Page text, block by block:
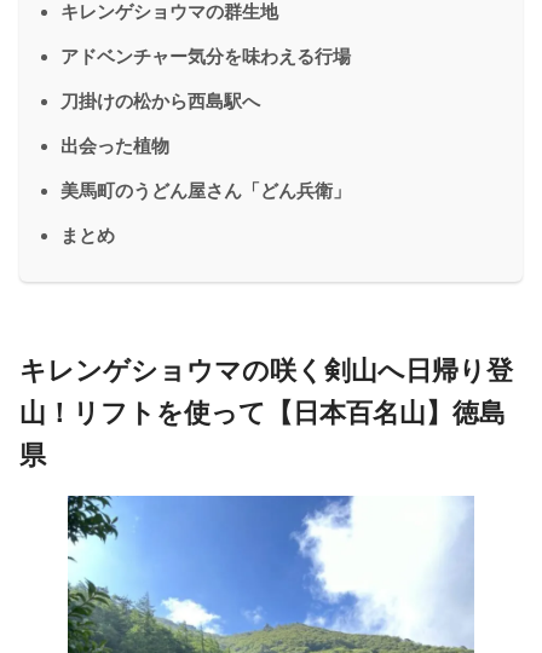
キレンゲショウマの群生地
アドベンチャー気分を味わえる行場
刀掛けの松から西島駅へ
出会った植物
美馬町のうどん屋さん「どん兵衛」
まとめ
キレンゲショウマの咲く剣山へ日帰り登
山！リフトを使って【日本百名山】徳島
県